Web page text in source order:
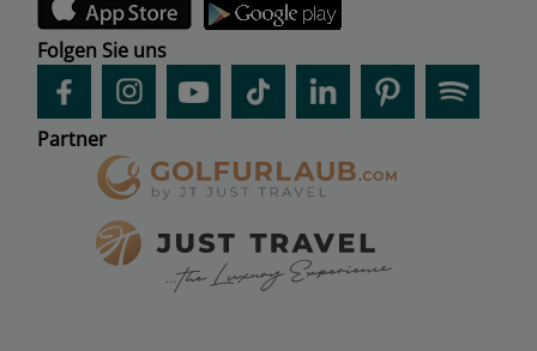
Folgen Sie uns
Partner